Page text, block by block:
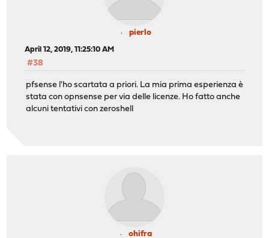
pierlo
April 12, 2019, 11:25:10 AM
#38
pfsense l'ho scartata a priori. La mia prima esperienza è
stata con opnsense per via delle licenze. Ho fatto anche
alcuni tentativi con zeroshell
ohifra